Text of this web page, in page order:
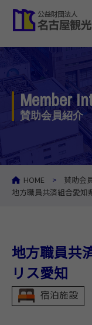
Member
賛助会員紹介
HOME
賛助会
地方職員共済組合愛
地方職員共
リス愛知
宿泊施設